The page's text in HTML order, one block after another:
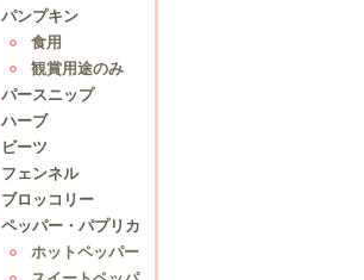
パンプキン
食用
観賞用途のみ
パースニップ
ハーブ
ビーツ
フェンネル
ブロッコリー
ペッパー・パプリカ
ホットペッパー